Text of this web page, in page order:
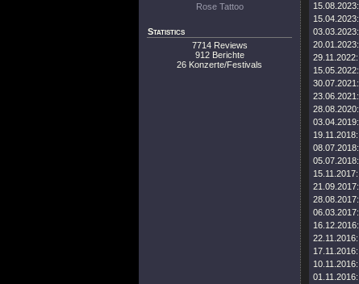
Rose Tattoo
Statistics
7714 Reviews
912 Berichte
26 Konzerte/Festivals
15.08.2023:
15.04.2023:
03.03.2023:
20.01.2023:
29.11.2022:
15.05.2022:
30.07.2021:
23.06.2021:
28.08.2020:
03.04.2019:
19.11.2018:
08.07.2018:
05.07.2018:
15.11.2017:
21.09.2017:
28.08.2017:
06.03.2017:
16.12.2016:
22.11.2016:
17.11.2016:
10.11.2016:
01.11.2016: